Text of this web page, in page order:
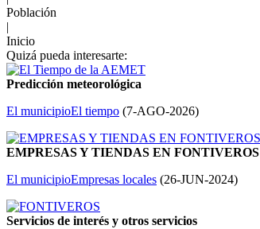
Población
|
Inicio
Quizá pueda interesarte:
Predicción meteorológica
El municipioEl tiempo (7-AGO-2026)
EMPRESAS Y TIENDAS EN FONTIVEROS
El municipioEmpresas locales (26-JUN-2024)
Servicios de interés y otros servicios